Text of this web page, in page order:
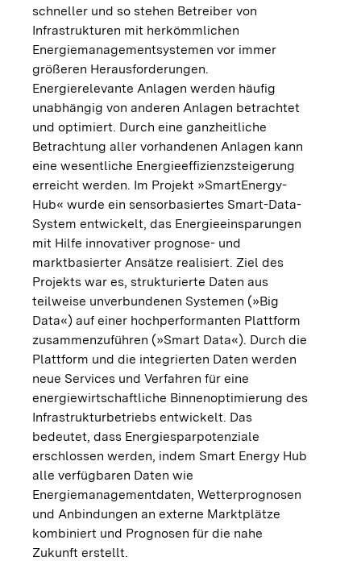
schneller und so stehen Betreiber von
Infrastrukturen mit herkömmlichen
Energiemanagementsystemen vor immer
größeren Herausforderungen.
Energierelevante Anlagen werden häufig
unabhängig von anderen Anlagen betrachtet
und optimiert. Durch eine ganzheitliche
Betrachtung aller vorhandenen Anlagen kann
eine wesentliche Energieeffizienzsteigerung
erreicht werden. Im Projekt »SmartEnergy-
Hub« wurde ein sensorbasiertes Smart-Data-
System entwickelt, das Energieeinsparungen
mit Hilfe innovativer prognose- und
marktbasierter Ansätze realisiert. Ziel des
Projekts war es, strukturierte Daten aus
teilweise unverbundenen Systemen (»Big
Data«) auf einer hochperformanten Plattform
zusammenzuführen (»Smart Data«). Durch die
Plattform und die integrierten Daten werden
neue Services und Verfahren für eine
energiewirtschaftliche Binnenoptimierung des
Infrastrukturbetriebs entwickelt. Das
bedeutet, dass Energiesparpotenziale
erschlossen werden, indem Smart Energy Hub
alle verfügbaren Daten wie
Energiemanagementdaten, Wetterprognosen
und Anbindungen an externe Marktplätze
kombiniert und Prognosen für die nahe
Zukunft erstellt.